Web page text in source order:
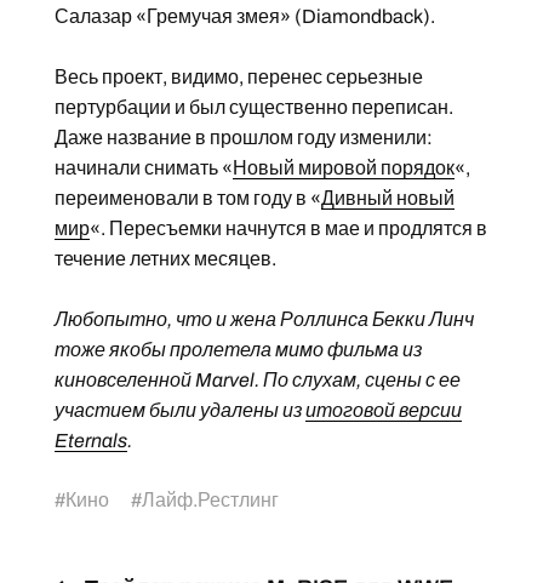
Салазар «Гремучая змея» (Diamondback).
Весь проект, видимо, перенес серьезные
пертурбации и был существенно переписан.
Даже название в прошлом году изменили:
начинали снимать «Новый мировой порядок«,
переименовали в том году в «Дивный новый
мир«. Пересъемки начнутся в мае и продлятся в
течение летних месяцев.
Любопытно, что и жена Роллинса Бекки Линч
тоже якобы пролетела мимо фильма из
киновселенной Marvel. По слухам, сцены с ее
участием были удалены изитоговой версии
Eternals.
#Кино #Лайф.Рестлинг